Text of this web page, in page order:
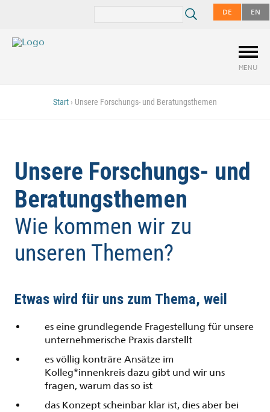
MENU
DE EN
Start › Unsere Forschungs- und Beratungsthemen
Unsere Forschungs- und
Beratungsthemen
Wie kommen wir zu
unseren Themen?
Etwas wird für uns zum Thema, weil
es eine grundlegende Fragestellung für unsere
unternehmerische Praxis darstellt
es völlig konträre Ansätze im
Kolleg*innenkreis dazu gibt und wir uns
fragen, warum das so ist
das Konzept scheinbar klar ist, dies aber bei